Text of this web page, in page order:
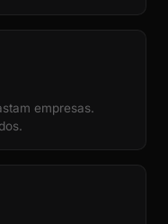
empresas.